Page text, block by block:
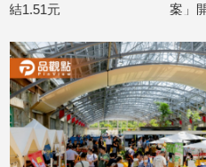
健
親
子/
感
情
藝
術
案」開工 迎向臺中三軌時代